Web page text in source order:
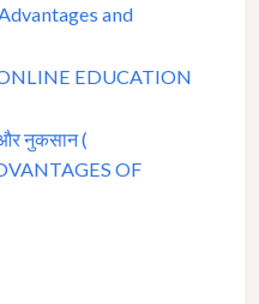
and
ONLINE EDUCATION
नुकसान (
OF